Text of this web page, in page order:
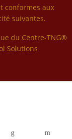
conformes aux
suivantes.
du Centre-TNG®
Solutions